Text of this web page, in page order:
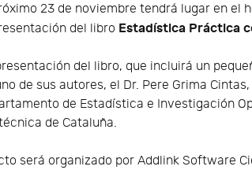
23 de noviembre tendrá lugar en el
del libro Estadística Práctica
del libro, que incluirá un
de sus autores, el Dr. Pere Grima
de Estadística e Investigación
de Cataluña.
será organizado por Addlink Software